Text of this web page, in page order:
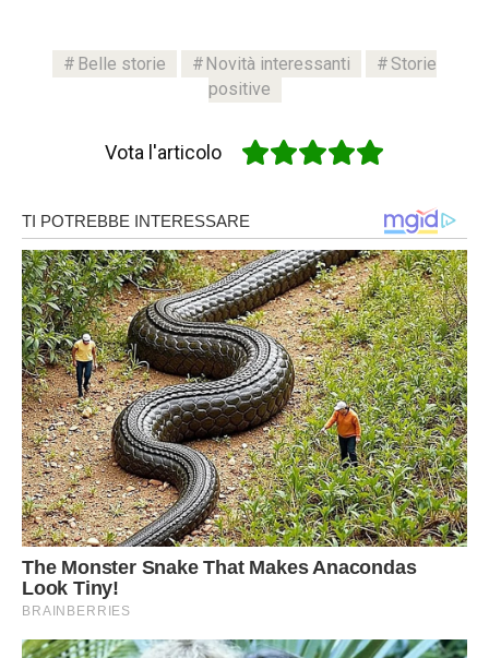
Belle storie Novità interessanti
Storie
positive
Vota l'articolo